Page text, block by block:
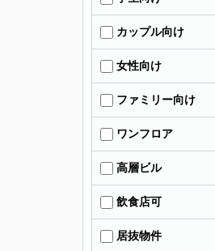
カップル向け
女性向け
ファミリー向け
ワンフロア
高層ビル
飲食店可
居抜物件